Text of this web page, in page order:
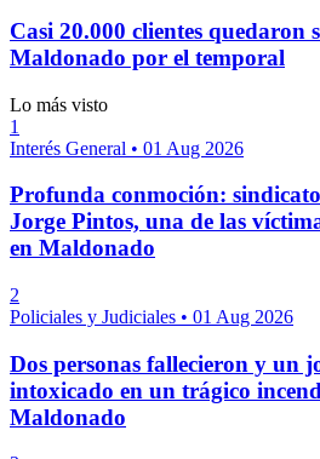
Casi 20.000 clientes quedaron
Maldonado por el temporal
Lo más visto
1
Interés General • 01 Aug 2026
Profunda conmoción:
Jorge Pintos, una de las
en Maldonado
2
Policiales y Judiciales • 01 Aug 2026
Dos personas fallecieron y un
intoxicado en un trágico
Maldonado